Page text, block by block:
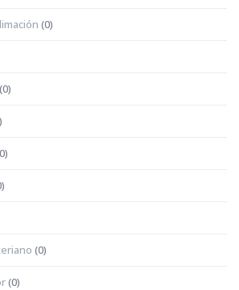
(0)
(0)
(0)
(0)